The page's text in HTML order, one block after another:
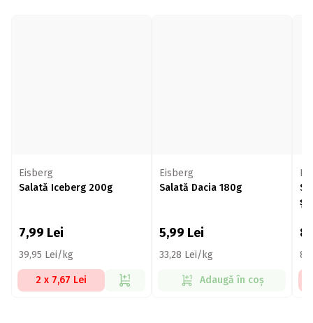
Eisberg
Salată Iceberg 200g
7,99 Lei
39,95 Lei/kg
2 x 7,67 Lei
Eisberg
Salată Dacia 180g
5,99 Lei
33,28 Lei/kg
Adaugă în coș
și